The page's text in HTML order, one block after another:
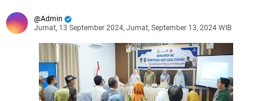
Admin
Jumat, 13 September 2024, Jumat, September 13, 2024 WIB